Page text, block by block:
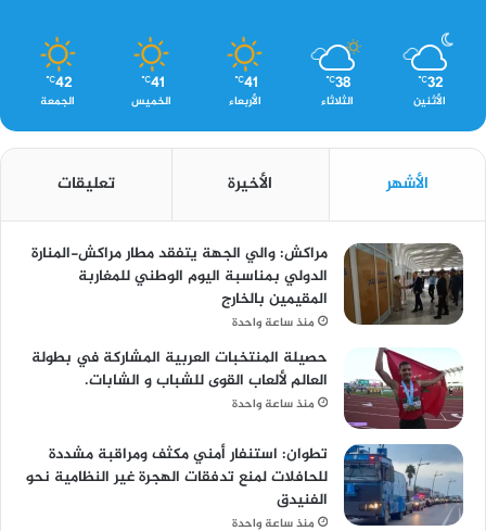
32
℃
الأثنين
38
℃
الثلاثاء
41
℃
الأربعاء
41
℃
الخميس
42
℃
الجمعة
الأشهر الأخيرة تعليقات
مراكش: والي الجهة يتفقد مطار مراكش-المنارة
الدولي بمناسبة اليوم الوطني للمغاربة
المقيمين بالخارج
منذ ساعة واحدة
حصيلة المنتخبات العربية المشاركة في بطولة
العالم لألعاب القوى للشباب و الشابات.
منذ ساعة واحدة
تطوان: استنفار أمني مكثف ومراقبة مشددة
للحافلات لمنع تدفقات الهجرة غير النظامية نحو
الفنيدق
منذ ساعة واحدة